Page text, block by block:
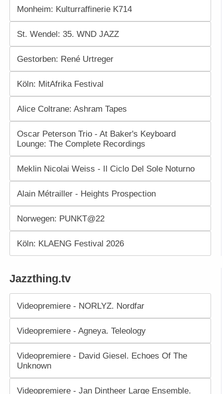
Monheim: Kulturraffinerie K714
St. Wendel: 35. WND JAZZ
Gestorben: René Urtreger
Köln: MitAfrika Festival
Alice Coltrane: Ashram Tapes
Oscar Peterson Trio - At Baker's Keyboard
Lounge: The Complete Recordings
Meklin Nicolai Weiss - Il Ciclo Del Sole Noturno
Alain Métrailler - Heights Prospection
Norwegen: PUNKT@22
Köln: KLAENG Festival 2026
Jazzthing.tv
Videopremiere - NORLYZ. Nordfar
Videopremiere - Agneya. Teleology
Videopremiere - David Giesel. Echoes Of The
Unknown
Videopremiere - Jan Dintheer Large Ensemble.